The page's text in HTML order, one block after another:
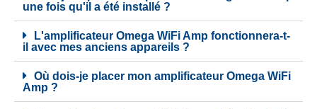
une fois qu'il a été installé ?
L'amplificateur Omega WiFi Amp fonctionnera-t-
il avec mes anciens appareils ?
Où dois-je placer mon amplificateur Omega WiFi
Amp ?